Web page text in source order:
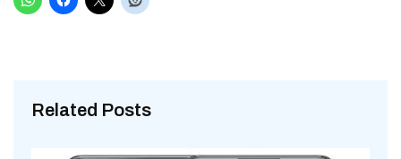
Related Posts